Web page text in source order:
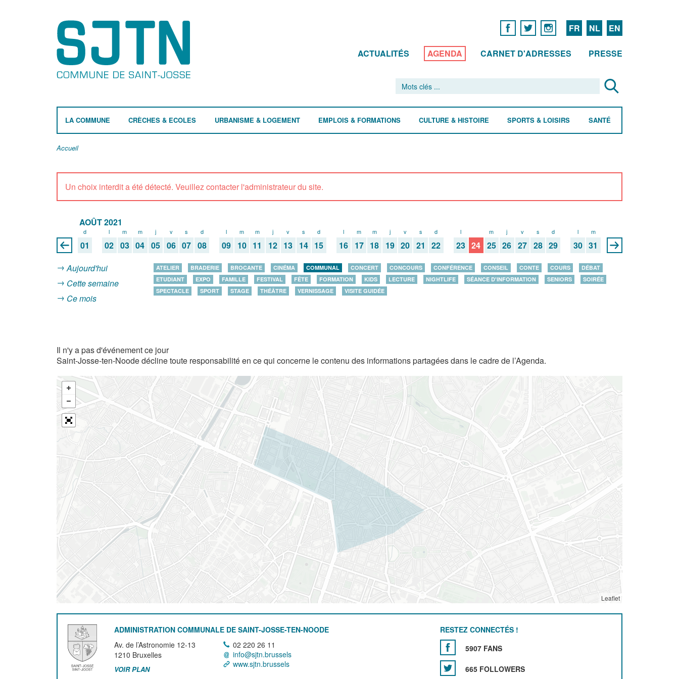
FR NL EN
ACTUALITÉS AGENDA CARNET D'ADRESSES PRESSE
LA COMMUNE CRÈCHES & ECOLES URBANISME & LOGEMENT EMPLOIS & FORMATIONS CULTURE & HISTOIRE SPORTS & LOISIRS SANTÉ
Accueil
Un choix interdit a été détecté. Veuillez contacter l'administrateur du site.
AOÛT 2021
d
01
l
02
m
03
m
04
j
05
v
06
s
07
d
08
l
09
m
10
m
11
j
12
v
13
s
14
d
15
l
16
m
17
m
18
j
19
v
20
s
21
d
22
l
23 24
m
25
j
26
v
27
s
28
d
29
l
30
m
31
Aujourd'hui
Cette semaine
Ce mois
ATELIER BRADERIE BROCANTE CINÉMA COMMUNAL CONCERT CONCOURS CONFÉRENCE CONSEIL CONTE COURS
DÉBAT
ETUDIANT
EXPO FAMILLE FESTIVAL FÊTE FORMATION KIDS LECTURE NIGHTLIFE SÉANCE D'INFORMATION SENIORS
SOIRÉE
SPECTACLE
SPORT STAGE THÉÂTRE VERNISSAGE VISITE GUIDÉE
Il n'y a pas d'événement ce jour
Saint-Josse-ten-Noode décline toute responsabilité en ce qui concerne le contenu des informations partagées dans le cadre de l’Agenda.
Leaflet
ADMINISTRATION COMMUNALE DE SAINT-JOSSE-TEN-NOODE
Av. de l’Astronomie 12-13
1210 Bruxelles
VOIR PLAN
02 220 26 11
info@sjtn.brussels
www.sjtn.brussels
RESTEZ CONNECTÉS !
5907 FANS
665 FOLLOWERS